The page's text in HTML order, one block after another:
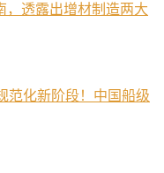
，透露出增材制造两大
范化新阶段！中国船级